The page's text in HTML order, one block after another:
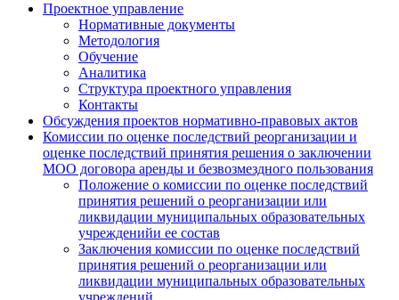
Проектное управление
Нормативные документы
Методология
Обучение
Аналитика
Структура проектного управления
Контакты
Обсуждения проектов нормативно-правовых актов
Комиссии по оценке последствий реорганизации и
оценке последствий принятия решения о заключении
МОО договора аренды и безвозмездного пользования
Положение о комиссии по оценке последствий
принятия решений о реорганизации или
ликвидации муниципальных образовательных
учрежденийи ее состав
Заключения комиссии по оценке последствий
принятия решений о реорганизации или
ликвидации муниципальных образовательных